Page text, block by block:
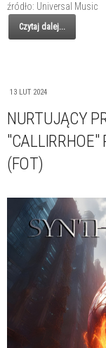
źródło: Universal Music
Czytaj dalej...
13 LUT 2024
NURTUJĄCY
"CALLIRRHOE"
(FOT)